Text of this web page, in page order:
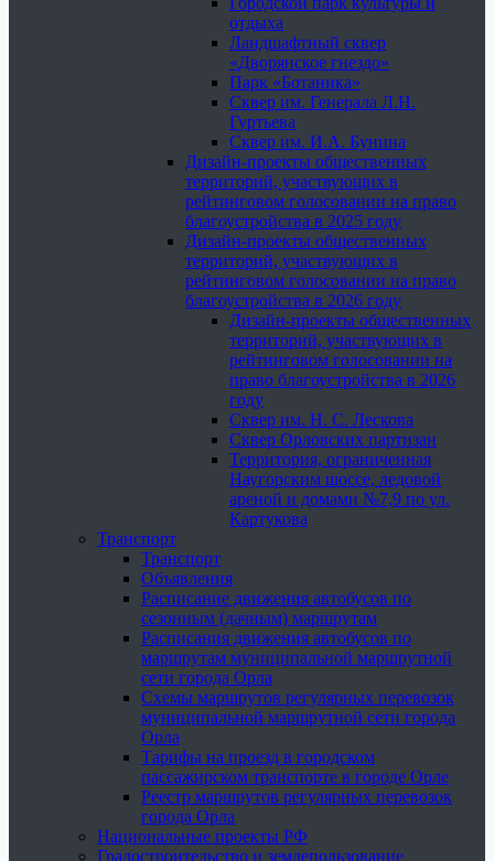
отдыха
Ландшафтный сквер
«Дворянское гнездо»
Парк «Ботаника»
Сквер им. Генерала Л.Н.
Гуртьева
Сквер им. И.А. Бунина
Дизайн-проекты общественных
территорий, участвующих в
рейтинговом голосовании на право
благоустройства в 2025 году
Дизайн-проекты общественных
территорий, участвующих в
рейтинговом голосовании на право
благоустройства в 2026 году
Дизайн-проекты общественных
территорий, участвующих в
рейтинговом голосовании на
право благоустройства в 2026
году
Сквер им. Н. С. Лескова
Сквер Орловских партизан
Территория, ограниченная
Наугорским шоссе, ледовой
ареной и домами №7,9 по ул.
Картукова
Транспорт
Транспорт
Объявления
Расписание движения автобусов по
сезонным (дачным) маршрутам
Расписания движения автобусов по
маршрутам муниципальной маршрутной
сети города Орла
Схемы маршрутов регулярных перевозок
муниципальной маршрутной сети города
Орла
Тарифы на проезд в городском
пассажирском транспорте в городе Орле
Реестр маршрутов регулярных перевозок
города Орла
Национальные проекты РФ
Градостроительство и землепользование